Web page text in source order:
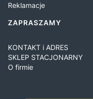
Reklamacje
ZAPRASZAMY
KONTAKT i ADRES
SKLEP STACJONARNY
O firmie